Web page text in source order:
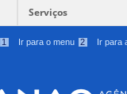
1 Ir para o menu 2 Ir para
Serviços